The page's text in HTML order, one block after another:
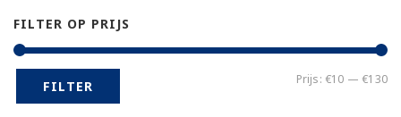
FILTER OP PRIJS
FILTER Prijs: €10 —€130